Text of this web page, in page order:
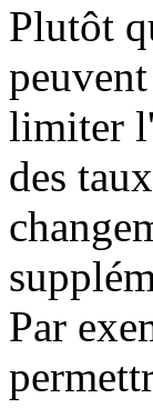
Plutôt
limiter
des
Par